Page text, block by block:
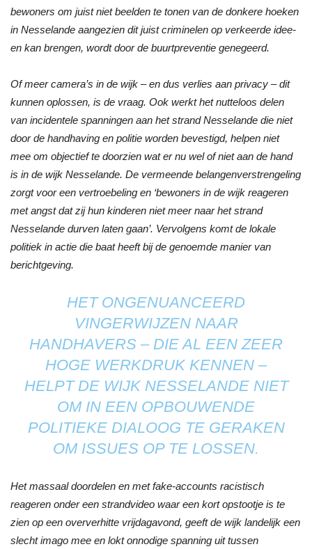
bewoners om juist niet beelden te tonen van de donkere hoeken
in Nesselande aangezien dit juist criminelen op verkeerde idee-
en kan brengen, wordt door de buurtpreventie genegeerd.
Of meer camera’s in de wijk – en dus verlies aan privacy – dit
kunnen oplossen, is de vraag. Ook werkt het nutteloos delen
van incidentele spanningen aan het strand Nesselande die niet
door de handhaving en politie worden bevestigd, helpen niet
mee om objectief te doorzien wat er nu wel of niet aan de hand
is in de wijk Nesselande. De vermeende belangenverstrengeling
zorgt voor een vertroebeling en ‘bewoners in de wijk reageren
met angst dat zij hun kinderen niet meer naar het strand
Nesselande durven laten gaan’. Vervolgens komt de lokale
politiek in actie die baat heeft bij de genoemde manier van
berichtgeving.
HET ONGENUANCEERD
VINGERWIJZEN NAAR
HANDHAVERS – DIE AL EEN ZEER
HOGE WERKDRUK KENNEN –
HELPT DE WIJK NESSELANDE NIET
OM IN EEN OPBOUWENDE
POLITIEKE DIALOOG TE GERAKEN
OM ISSUES OP TE LOSSEN.
Het massaal doordelen en met fake-accounts racistisch
reageren onder een strandvideo waar een kort opstootje is te
zien op een oververhitte vrijdagavond, geeft de wijk landelijk een
slecht imago mee en lokt onnodige spanning uit tussen